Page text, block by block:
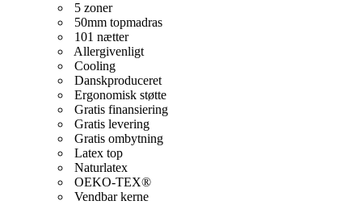
5 zoner
50mm topmadras
101 nætter
Allergivenligt
Cooling
Danskproduceret
Ergonomisk støtte
Gratis finansiering
Gratis levering
Gratis ombytning
Latex top
Naturlatex
OEKO-TEX®
Vendbar kerne